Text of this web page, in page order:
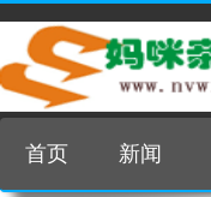
首页 新闻